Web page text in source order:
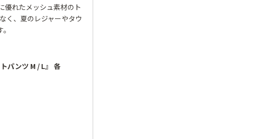
優れたメッシュ素材のト
く、夏のレジャーやタウ
パンツ M / L』 各